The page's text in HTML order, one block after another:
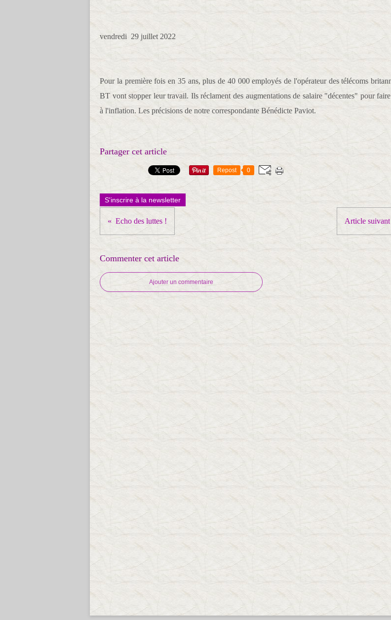
vendredi 29 juillet 2022
Pour la première fois en 35 ans, plus de 40 000 employés de l'opérateur des télécoms
BT vont stopper leur travail. Ils réclament des augmentations de salaire "décentes" pour
à l'inflation. Les précisions de notre correspondante Bénédicte Paviot.
Partager cet article
Repost 0
S'inscrire à la newsletter
Echo des luttes ! Article suivant
Commenter cet article
Ajouter un commentaire